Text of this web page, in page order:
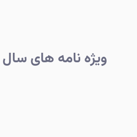
ویژه نامه های سال 1443 قمری